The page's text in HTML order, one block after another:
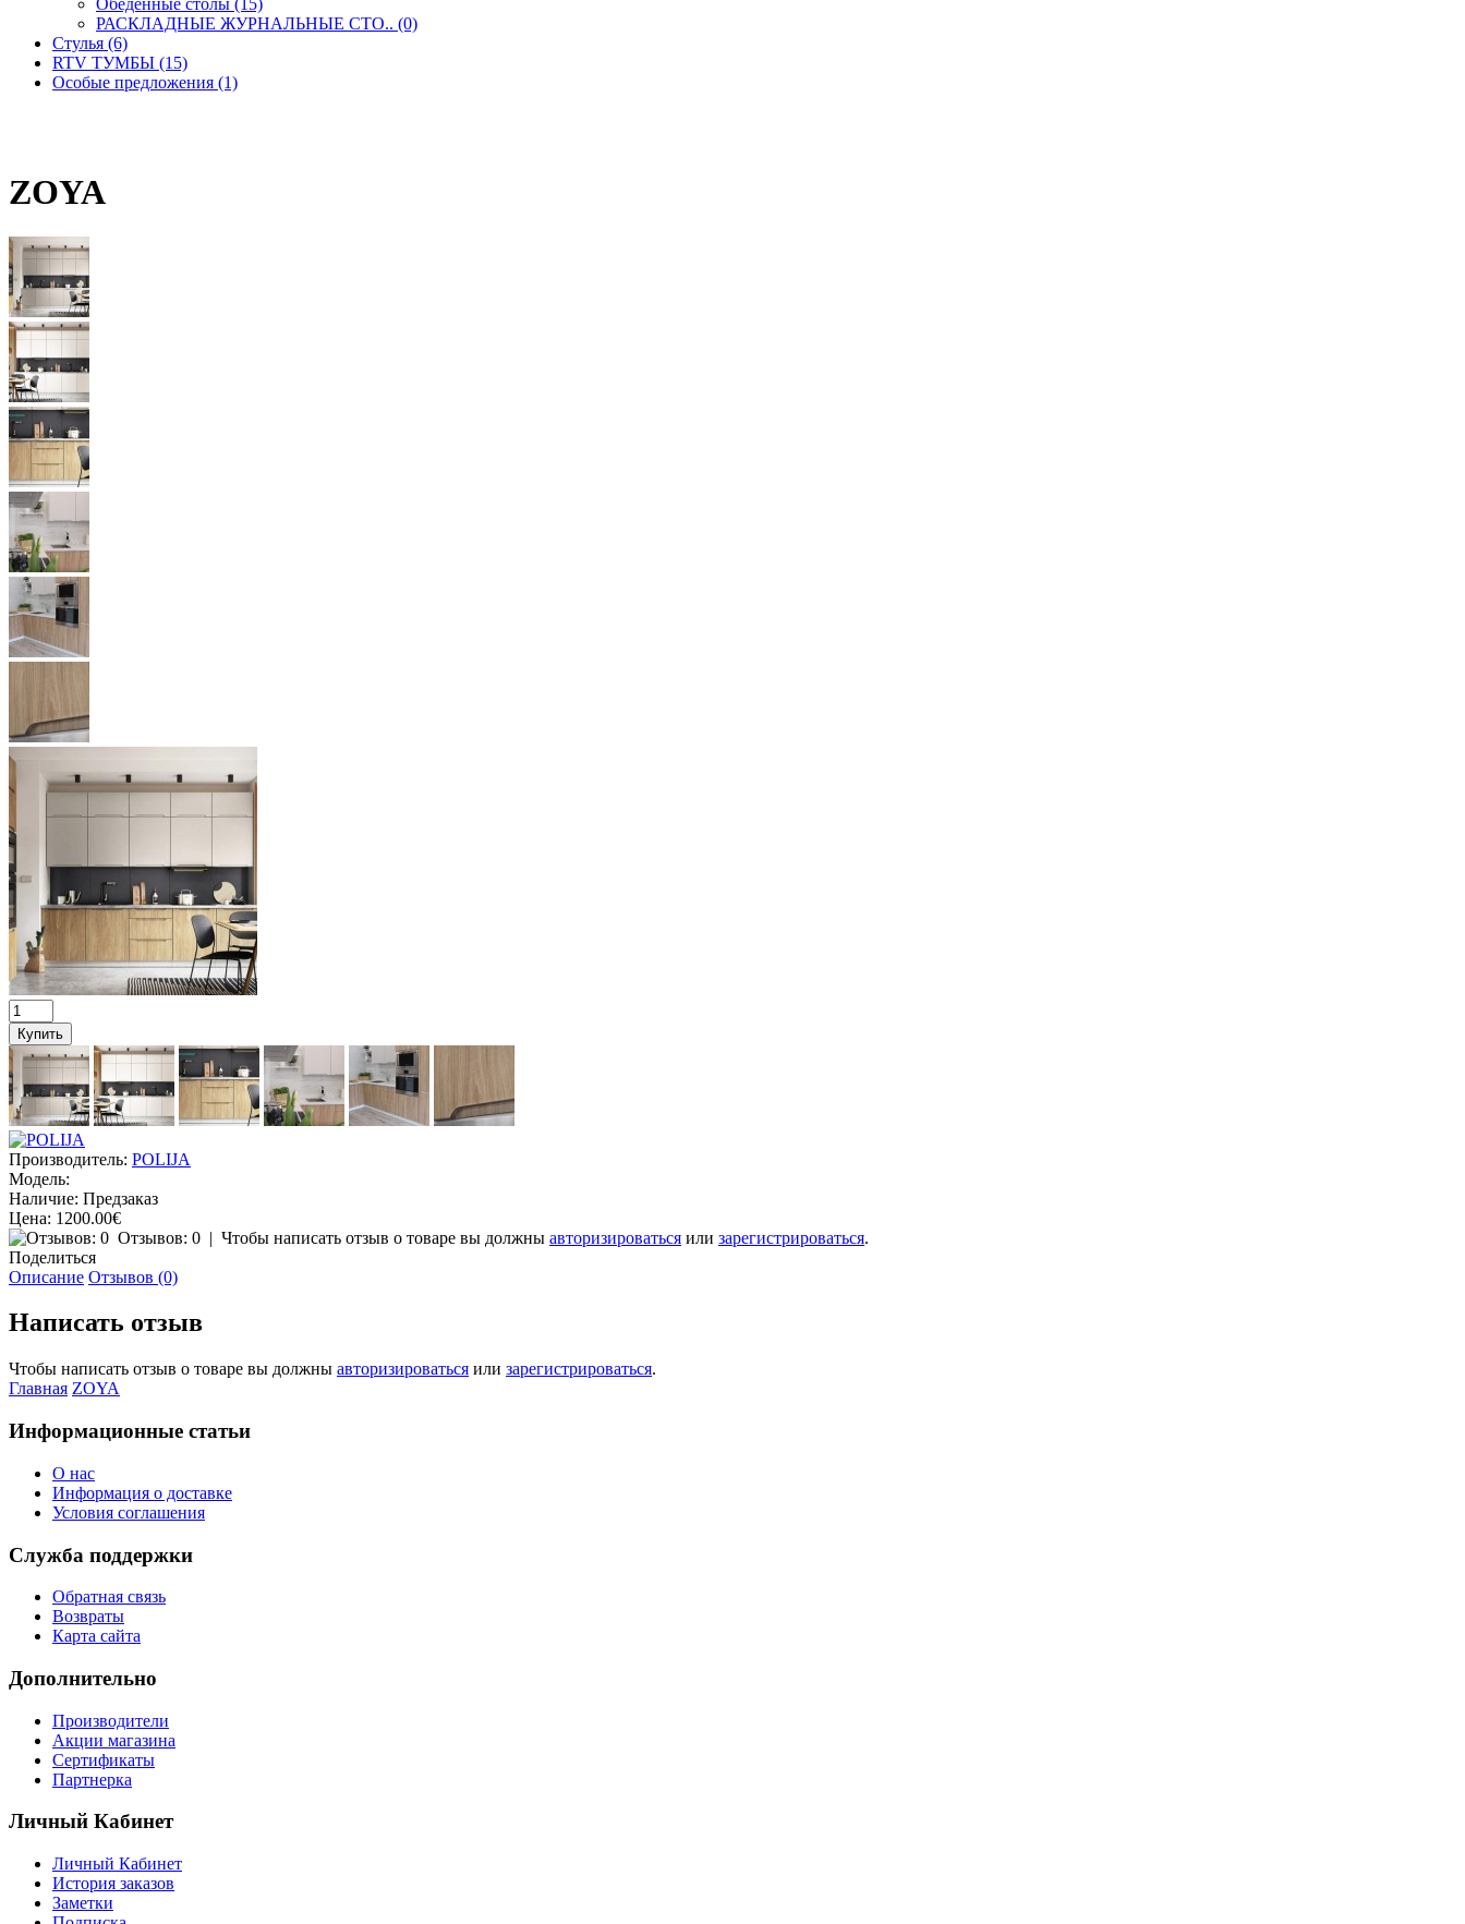
РАСКЛАДНЫЕ ЖУРНАЛЬНЫЕ СТО.. (0)
Стулья (6)
RTV ТУМБЫ (15)
Особые предложения (1)
ZOYA
Производитель: POLIJA
Модель:
Наличие: Предзаказ
Цена: 1200.00€
Отзывов: 0 | Чтобы написать отзыв о товаре вы должны авторизироваться или зарегистрироваться.
Поделиться
Описание Отзывов (0)
Написать отзыв
Чтобы написать отзыв о товаре вы должны авторизироваться или зарегистрироваться.
Главная ZOYA
Информационные статьи
О нас
Информация о доставке
Условия соглашения
Служба поддержки
Обратная связь
Возвраты
Карта сайта
Дополнительно
Производители
Акции магазина
Сертификаты
Партнерка
Личный Кабинет
Личный Кабинет
История заказов
Заметки